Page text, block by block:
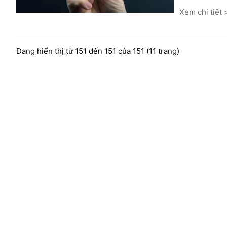
Xem chi tiết
Đang hiển thị từ 151 đến 151 của 151 (11 trang)